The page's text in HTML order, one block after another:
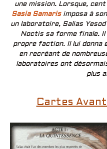
une mission. Lorsque,
Sasia Samarisimposa à
un laboratoire, Salias
Noctis sa forme finale.
propre faction. Il lui donna
en recréant de
laboratoires ont
plus
Cartes